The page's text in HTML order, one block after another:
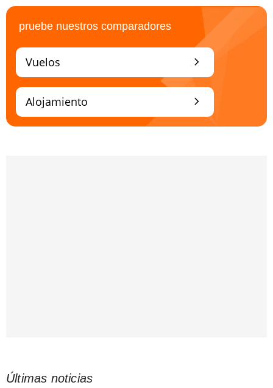
pruebe nuestros comparadores
chevron_right
Vuelos
chevron_right
Alojamiento
Últimas noticias